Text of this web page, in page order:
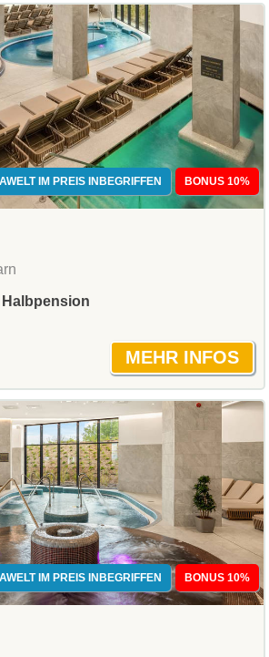
IM PREIS INBEGRIFFEN BONUS 10%
Halbpension
IM PREIS INBEGRIFFEN BONUS 10%